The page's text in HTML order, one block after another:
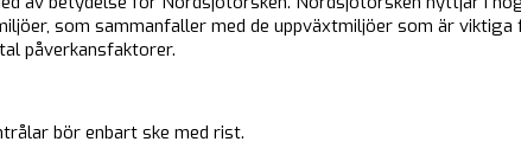
som sammanfaller med de uppväxtmiljöer som är
påverkansfaktorer.
bör enbart ske med rist.